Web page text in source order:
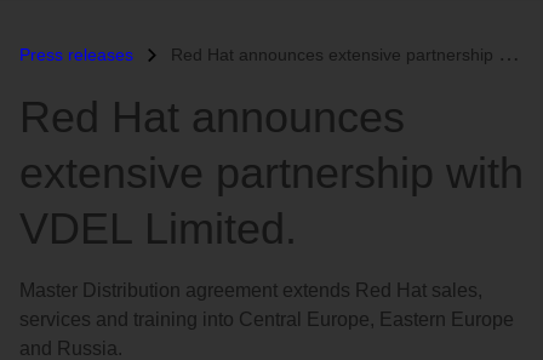
Press releases Red Hat announces extensive partnership with VDEL Limited....
Red Hat announces
extensive partnership with
VDEL Limited.
Master Distribution agreement extends Red Hat sales,
services and training into Central Europe, Eastern Europe
and Russia.